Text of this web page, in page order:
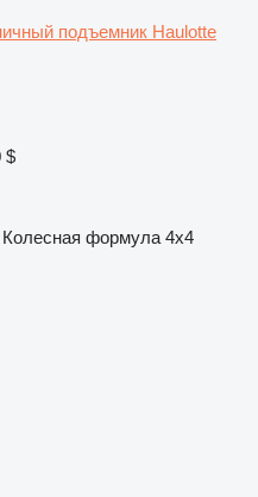
подъемник Haulotte
$
Колесная формула 4x4